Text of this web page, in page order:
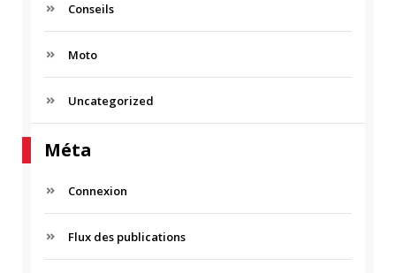
Conseils
Moto
Uncategorized
Méta
Connexion
Flux des publications